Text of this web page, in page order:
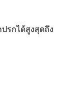
รกได้สูงสุดถึง